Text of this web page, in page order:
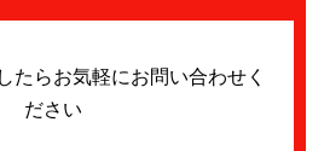
たらお気軽にお問い合わせく
ださい